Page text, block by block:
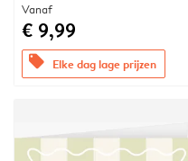
Vanaf
€ 9,99
offers Elke dag lage prijzen